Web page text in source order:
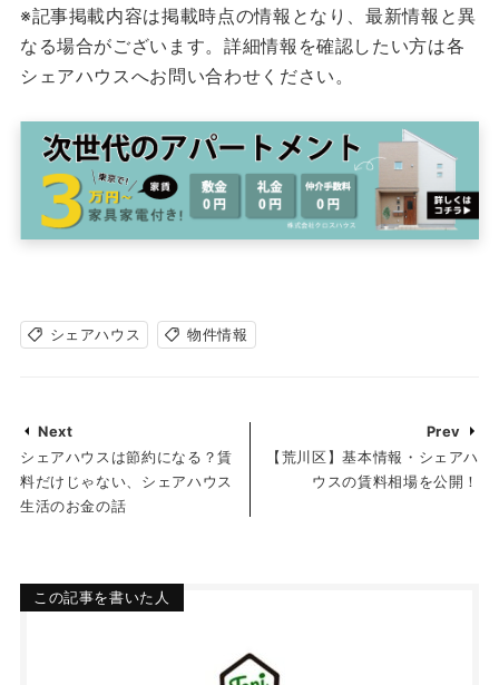
※記事掲載内容は掲載時点の情報となり、最新情報と異
なる場合がございます。詳細情報を確認したい方は各
シェアハウスへお問い合わせください。
シェアハウス 物件情報
Next
シェアハウスは節約になる？賃
料だけじゃない、シェアハウス
生活のお金の話
Prev
【荒川区】基本情報・シェアハ
ウスの賃料相場を公開！
この記事を書いた人